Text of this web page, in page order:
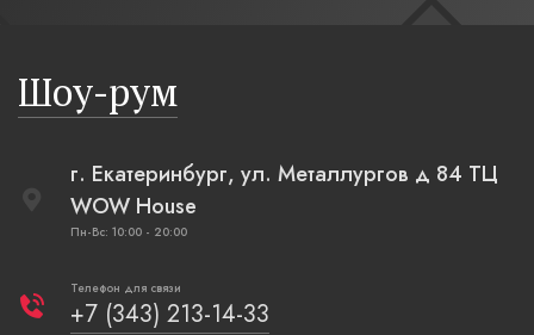
Шоу-рум
г. Екатеринбург, ул. Металлургов д 84 ТЦ
WOW House
Пн-Вс: 10:00 - 20:00
Телефон для связи
+7 (343) 213-14-33